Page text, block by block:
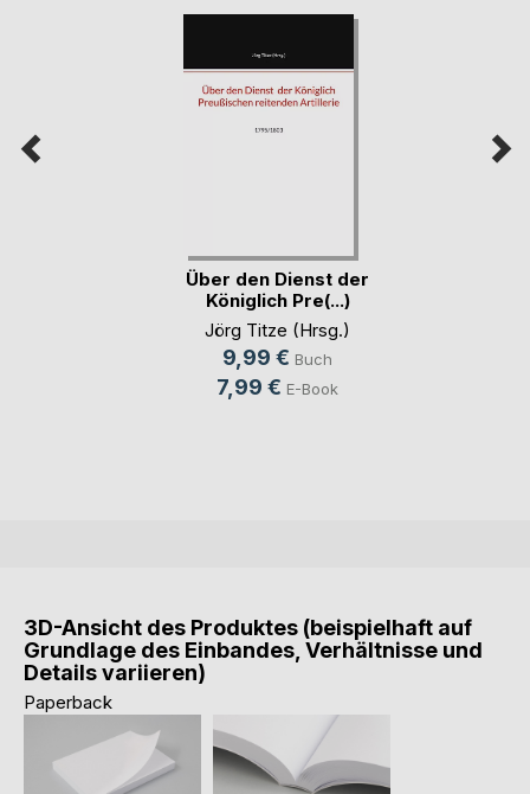
Über den Dienst der
Königlich Pre(...)
Jörg Titze (Hrsg.)
9,99 € Buch
7,99 € E-Book
3D-Ansicht des Produktes (beispielhaft auf
Grundlage des Einbandes, Verhältnisse und
Details variieren)
Paperback